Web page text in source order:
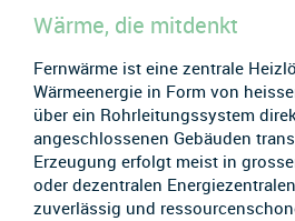
Wärme, die mitdenkt
Fernwärme ist eine zentrale
Wärmeenergie in Form von
über ein Rohrleitungssystem
angeschlossenen Gebäuden
Erzeugung erfolgt meist in
oder dezentralen
zuverlässig und